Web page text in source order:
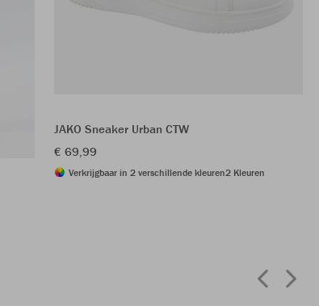
JAKO Sneaker Urban CTW
€ 69,99
Verkrijgbaar in 2 verschillende kleuren2 Kleuren